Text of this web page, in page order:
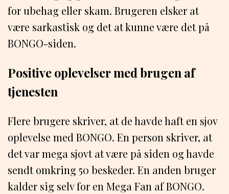
for ubehag eller skam. Brugeren elsker at
være sarkastisk og det at kunne være det på
BONGO-siden.
Positive oplevelser med brugen af
tjenesten
Flere brugere skriver, at de havde haft en sjov
oplevelse med BONGO. En person skriver, at
det var mega sjovt at være på siden og havde
sendt omkring 50 beskeder. En anden bruger
kalder sig selv for en Mega Fan af BONGO.